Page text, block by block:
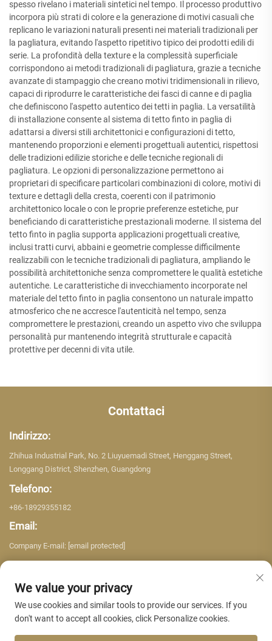
spesso rivelano i materiali sintetici nel tempo. Il processo produttivo
incorpora più strati di colore e la generazione di motivi casuali che
replicano le variazioni naturali presenti nei materiali tradizionali per
la pagliatura, evitando l'aspetto ripetitivo tipico dei prodotti edili di
serie. La profondità della texture e la complessità superficiale
corrispondono ai metodi tradizionali di pagliatura, grazie a tecniche
avanzate di stampaggio che creano motivi tridimensionali in rilievo,
capaci di riprodurre le caratteristiche dei fasci di canne e di paglia
che definiscono l'aspetto autentico dei tetti in paglia. La versatilità
di installazione consente al sistema di tetto finto in paglia di
adattarsi a diversi stili architettonici e configurazioni di tetto,
mantenendo proporzioni e elementi progettuali autentici, rispettosi
delle tradizioni edilizie storiche e delle tecniche regionali di
pagliatura. Le opzioni di personalizzazione permettono ai
proprietari di specificare particolari combinazioni di colore, motivi di
texture e dettagli della cresta, coerenti con il patrimonio
architettonico locale o con le proprie preferenze estetiche, pur
beneficiando di caratteristiche prestazionali moderne. Il sistema del
tetto finto in paglia supporta applicazioni progettuali creative,
inclusi tratti curvi, abbaini e geometrie complesse difficilmente
realizzabili con le tecniche tradizionali di pagliatura, ampliando le
possibilità architettoniche senza compromettere le qualità estetiche
autentiche. Le caratteristiche di invecchiamento incorporate nel
materiale del tetto finto in paglia consentono un naturale impatto
atmosferico che ne accresce l'autenticità nel tempo, senza
compromettere le prestazioni, creando un aspetto vivo che sviluppa
personalità pur mantenendo integrità strutturale e capacità
protettive per decenni di vita utile.
Contattaci
Indirizzo:
Zhihua Industrial Park, No. 2 Liuyuemadi Street, Henggang Street,
Longgang District, Shenzhen, Guangdong
Telefono:
+86-18929355182
Email:
Company E-mail: [email protected]
We value your privacy
We use cookies and similar tools to provide our services. If you
don't want to accept all cookies, click Personalize cookies.